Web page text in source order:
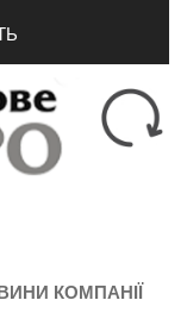
КОМПАНІЇ